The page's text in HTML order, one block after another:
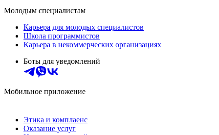
Молодым специалистам
Карьера для молодых специалистов
Школа программистов
Карьера в некоммерческих организациях
Боты для уведомлений
Мобильное приложение
Этика и комплаенс
Оказание услуг